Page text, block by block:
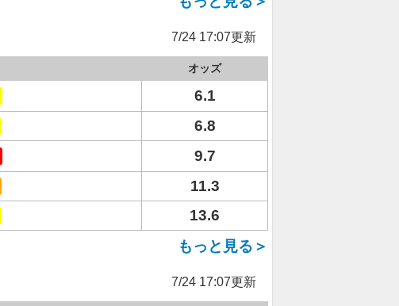
7/24 17:07更新
オッズ
6.1
6.8
9.7
11.3
13.6
もっと見る＞
7/24 17:07更新